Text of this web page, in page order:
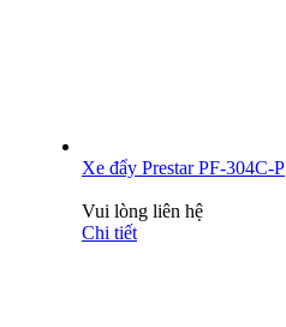
Xe đẩy Prestar PF-304C-P
Vui lòng liên hệ
Chi tiết